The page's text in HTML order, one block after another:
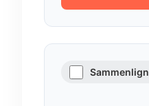
Sammenlign